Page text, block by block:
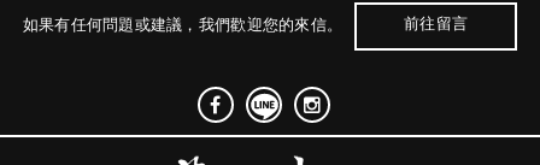
如果有任何問題或建議，我們歡迎您的來信。 前往留言